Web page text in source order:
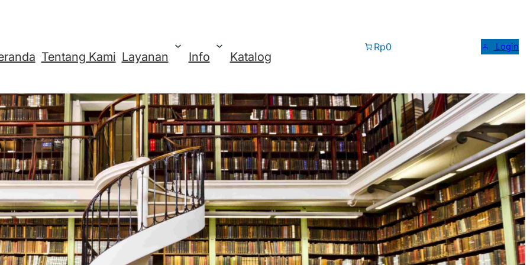
Tentang Kami Layanan Info Katalog
Rp0 Login